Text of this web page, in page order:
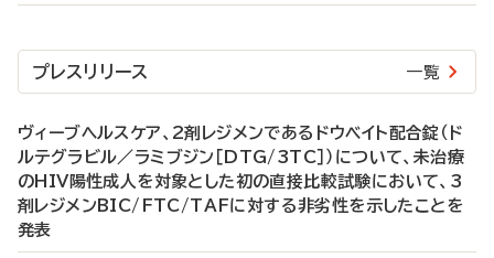
プレスリリース 一覧
ヴィーブヘルスケア、2剤レジメンであるドウベイト配合錠（ド
ルテグラビル／ラミブジン［DTG/3TC］）について、未治療
のHIV陽性成人を対象とした初の直接比較試験において、3
剤レジメンBIC/FTC/TAFに対する非劣性を示したことを
発表